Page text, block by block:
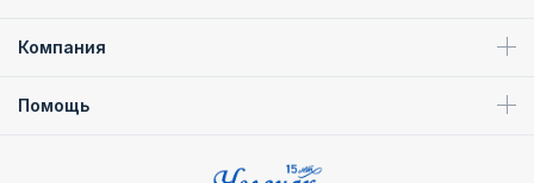
Компания
Помощь